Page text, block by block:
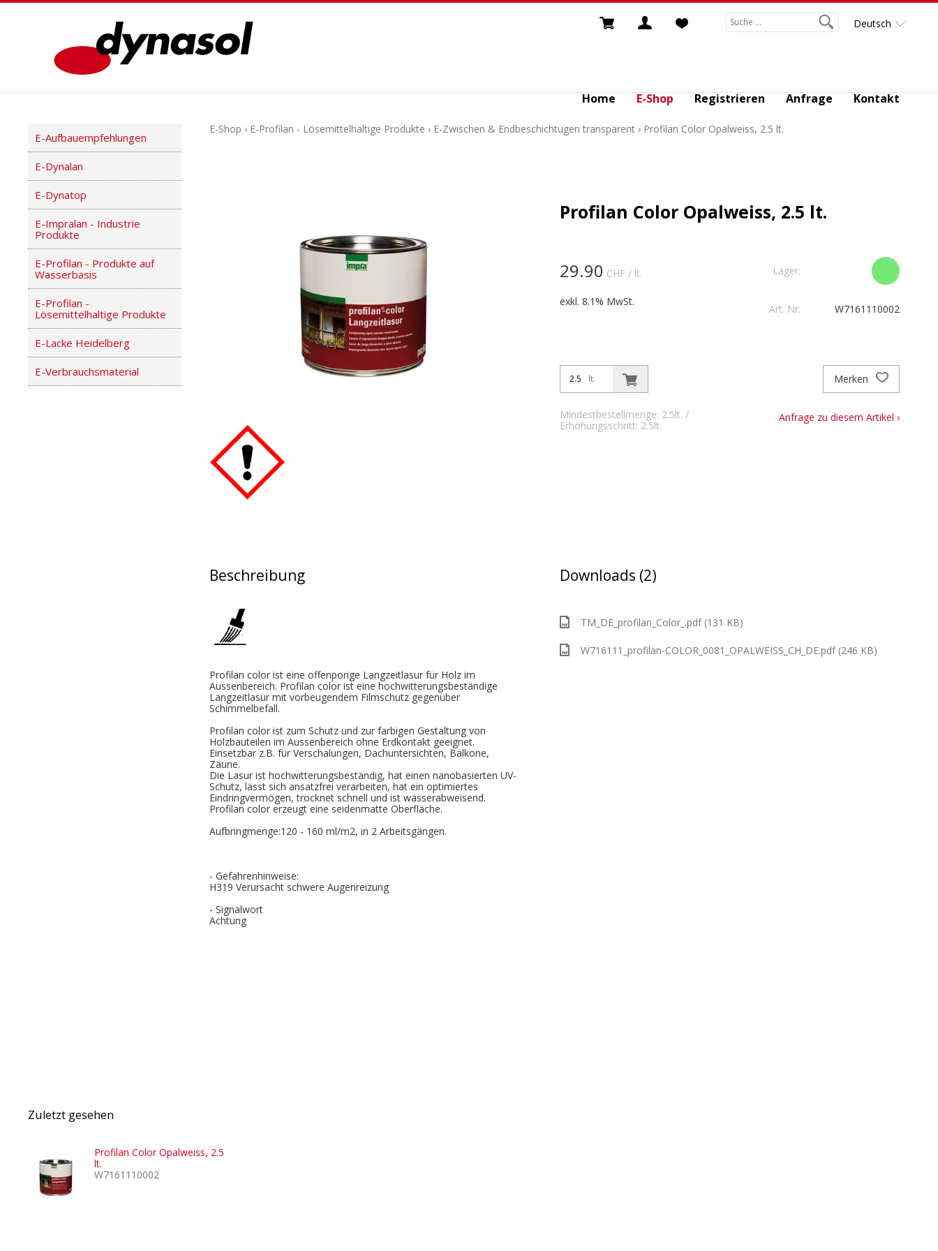
Deutsch
Home E-Shop Registrieren Anfrage Kontakt
E-Aufbauempfehlungen
E-Dynalan
E-Dynatop
E-Impralan - Industrie
Produkte
E-Profilan - Produkte auf
Wasserbasis
E-Profilan -
Lösemittelhaltige Produkte
E-Lacke Heidelberg
E-Verbrauchsmaterial
E-Shop › E-Profilan - Lösemittelhaltige Produkte › E-Zwischen & Endbeschichtugen transparent › Profilan Color Opalweiss, 2.5 lt.
Profilan Color Opalweiss, 2.5 lt.
29.90 CHF / lt.
exkl. 8.1% MwSt.
Lager:
Art. Nr: W7161110002
lt.
Mindestbestellmenge: 2.5lt. /
Erhöhungsschritt: 2.5lt.
Merken
Anfrage zu diesem Artikel ›
Beschreibung
Profilan color ist eine offenporige Langzeitlasur für Holz im
Aussenbereich. Profilan color ist eine hochwitterungsbeständige
Langzeitlasur mit vorbeugendem Filmschutz gegenüber
Schimmelbefall.
Profilan color ist zum Schutz und zur farbigen Gestaltung von
Holzbauteilen im Aussenbereich ohne Erdkontakt geeignet.
Einsetzbar z.B. für Verschalungen, Dachuntersichten, Balkone,
Zäune.
Die Lasur ist hochwitterungsbeständig, hat einen nanobasierten UV-
Schutz, lässt sich ansatzfrei verarbeiten, hat ein optimiertes
Eindringvermögen, trocknet schnell und ist wasserabweisend.
Profilan color erzeugt eine seidenmatte Oberfläche.
Aufbringmenge:120 - 160 ml/m2, in 2 Arbeitsgängen.
- Gefahrenhinweise:
H319 Verursacht schwere Augenreizung
- Signalwort
Achtung
Downloads (2)
TM_DE_profilan_Color_.pdf (131 KB)
W716111_profilan-COLOR_0081_OPALWEISS_CH_DE.pdf (246 KB)
Zuletzt gesehen
Profilan Color Opalweiss, 2.5
lt.
W7161110002